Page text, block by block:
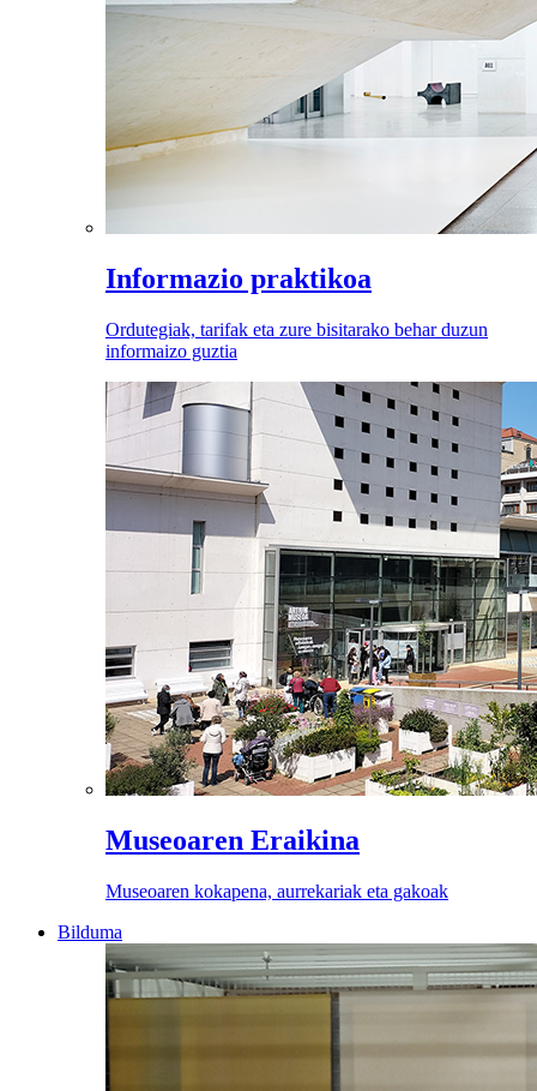
Informazio praktikoa
Ordutegiak, tarifak eta zure bisitarako behar duzun
informaizo guztia
Museoaren Eraikina
Museoaren kokapena, aurrekariak eta gakoak
Bilduma